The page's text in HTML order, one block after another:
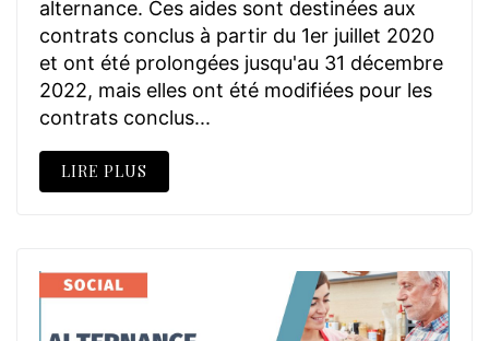
alternance. Ces aides sont destinées aux
contrats conclus à partir du 1er juillet 2020
et ont été prolongées jusqu'au 31 décembre
2022, mais elles ont été modifiées pour les
contrats conclus...
LIRE PLUS